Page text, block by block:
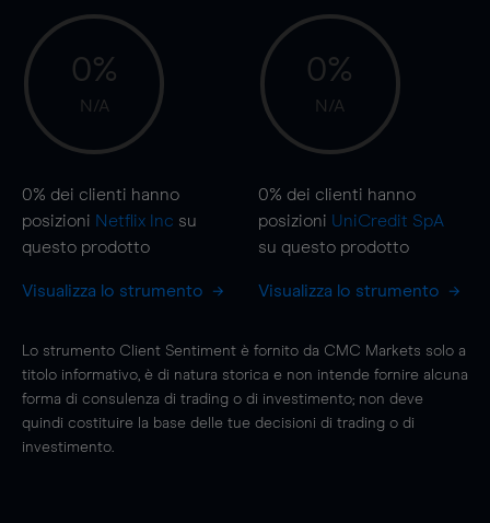
0%
N/A
0% dei clienti hanno
posizioni Netflix Inc su
questo prodotto
Visualizza lo strumento
0%
N/A
0% dei clienti hanno
posizioni UniCredit SpA
su questo prodotto
Visualizza lo strumento
Lo strumento Client Sentiment è fornito da CMC Markets solo a
titolo informativo, è di natura storica e non intende fornire alcuna
forma di consulenza di trading o di investimento; non deve
quindi costituire la base delle tue decisioni di trading o di
investimento.